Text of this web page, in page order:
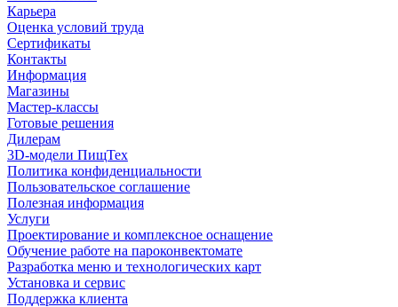
Карьера
Оценка условий труда
Сертификаты
Контакты
Информация
Магазины
Мастер-классы
Готовые решения
Дилерам
3D-модели ПищТех
Политика конфиденциальности
Пользовательское соглашение
Полезная информация
Услуги
Проектирование и комплексное оснащение
Обучение работе на пароконвектомате
Разработка меню и технологических карт
Установка и сервис
Поддержка клиента